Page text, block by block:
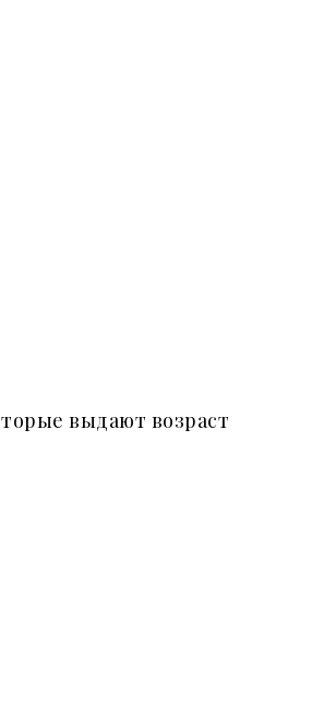
выдают возраст